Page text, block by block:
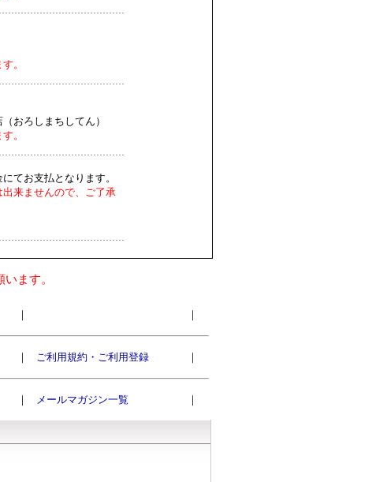
。
おろしまちしてん）
。
てお支払となります。
来ませんので、ご了承
ます。
｜ ｜
｜ ご利用規約・ご利用登録 ｜
｜ メールマガジン一覧 ｜